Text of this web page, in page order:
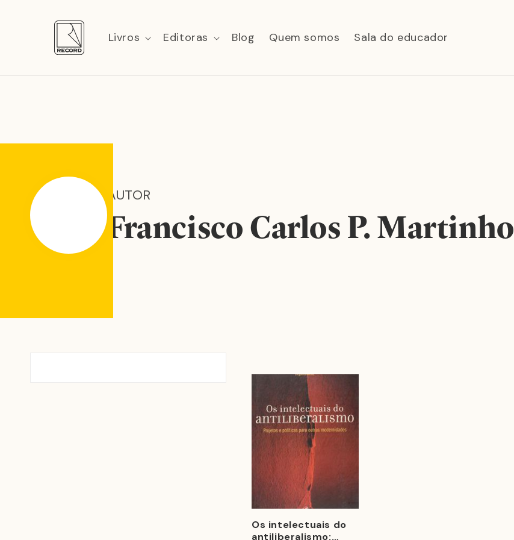
conteúdo
Livros Editoras Blog Quem somos Sala do educador
AUTOR
Francisco Carlos P. Martinho
Os intelectuais do
antiliberalismo: